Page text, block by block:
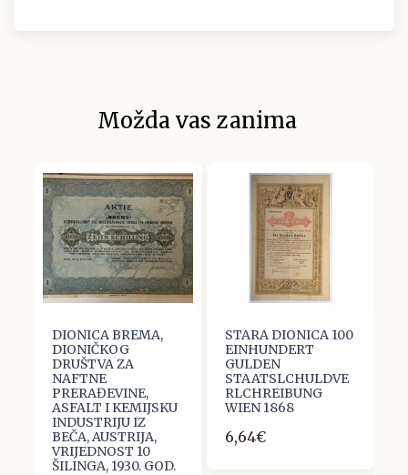
Možda vas zanima
DIONICA BREMA,
DIONIČKOG
DRUŠTVA ZA
NAFTNE
PRERAĐEVINE,
ASFALT I KEMIJSKU
INDUSTRIJU IZ
BEČA, AUSTRIJA,
VRIJEDNOST 10
ŠILINGA, 1930. GOD.
STARA DIONICA 100
EINHUNDERT
GULDEN
STAATSLCHULDVE
RLCHREIBUNG
WIEN 1868
6,64€